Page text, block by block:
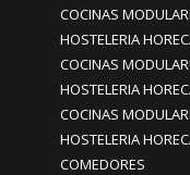
COCINAS
HOSTELERIA
COCINAS
HOSTELERIA
COCINAS
HOSTELERIA
COMEDORES